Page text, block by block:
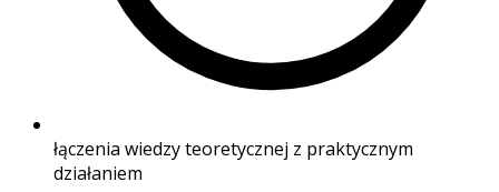
łączenia wiedzy teoretycznej z praktycznym
działaniem